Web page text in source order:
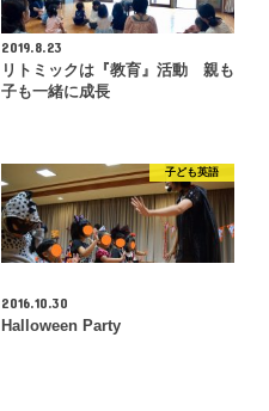
2019.8.23
リトミックは『教育』活動 親も
子も一緒に成長
子ども英語
2016.10.30
Halloween Party